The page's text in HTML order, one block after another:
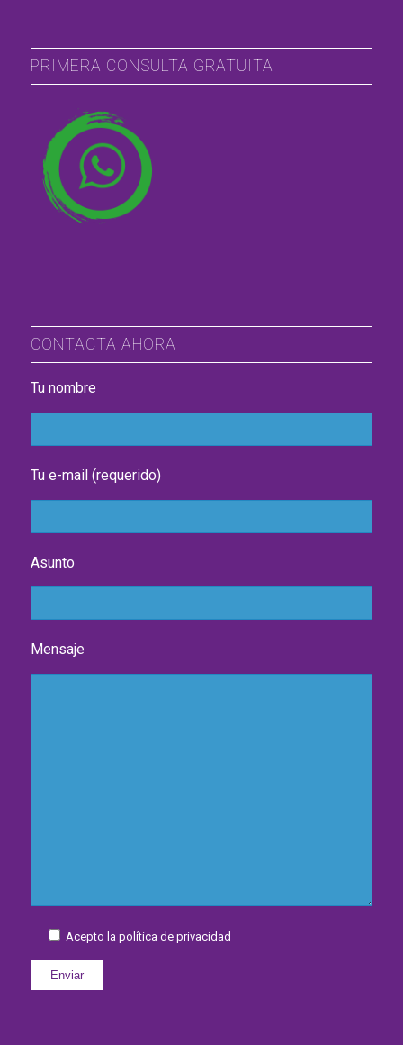
PRIMERA CONSULTA GRATUITA
CONTACTA AHORA
Tu nombre
Tu e-mail (requerido)
Asunto
Mensaje
Acepto la política de privacidad